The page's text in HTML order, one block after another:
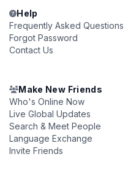
Help
Frequently Asked Questions
Forgot Password
Contact Us
Make New Friends
Who's Online Now
Live Global Updates
Search & Meet People
Language Exchange
Invite Friends